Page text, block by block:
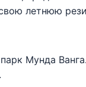
летнюю
Мунда